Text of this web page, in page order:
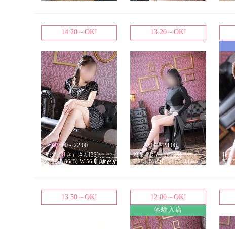
14:20～OK!
12:00～22:00
理沙（りさ）さん[33]
T:157 B:86(B) W:56 H:88
13:20～OK!
12:00～23:00
双葉（ふたば...[25]
T:154 B:88(F) W:57 H:88
秋恵
13:50～OK!
12:00～OK!
体験入店